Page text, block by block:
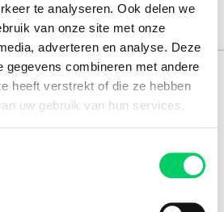
te analyseren. Ook delen we
van onze site met onze
adverteren en analyse. Deze
gegevens combineren met andere
heeft verstrekt of die ze hebben
uw gebruik van hun services.